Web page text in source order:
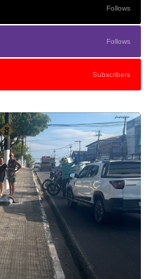
Follows
Follows
Subscribers